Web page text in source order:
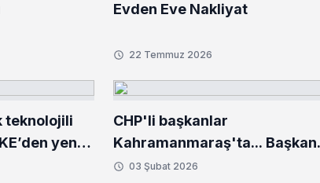
Evden Eve Nakliyat
22 Temmuz 2026
teknolojili
yeni
CHP'li başkanlar
Kahramanmaraş'ta... Başkan
Bozbey'den deprem bölgesine
03 Şubat 2026